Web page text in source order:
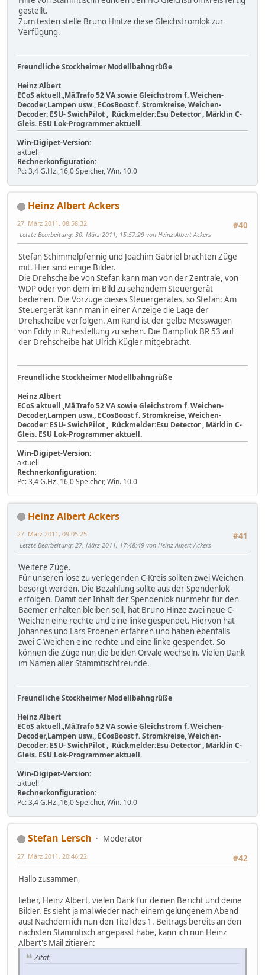
gestellt.
Zum testen stelle Bruno Hintze diese Gleichstromlok zur
Verfügung.
Freundliche Stockheimer Modellbahngrüße
Heinz Albert
ECoS aktuell.,Mä.Trafo 52 VA sowie Gleichstrom f. Weichen-
Decoder,Lampen usw., ECosBoost f. Stromkreise, Weichen-
Decoder: ESU- SwichPilot , Rückmelder:Esu Detector , Märklin C-
Gleis. ESU Lok-Programmer aktuell.
Win-Digipet-Version:
aktuell
Rechnerkonfiguration:
Pc: 3,4 G.Hz.,16,0 Speicher, Win. 10.0
Heinz Albert Ackers
#40
27. März 2011, 08:58:32
Letzte Bearbeitung: 30. März 2011, 15:57:29 von Heinz Albert Ackers
Stefan Schimmelpfennig und Joachim Gabriel brachten Züge
mit. Hier sind einige Bilder.
Die Drehscheibe von Stefan kann man von der Zentrale, von
WDP oder von dem im Bild zu sehendem Steuergerät
bedienen. Die Vorzüge dieses Steuergerätes, so Stefan: Am
Steuergerät kann man in einer Anzeige die Lage der
Drehscheibe verfolgen. Am Rand ist der gelbe Messwagen
von Eddy in Ruhestellung zu sehen. Die Dampflok BR 53 auf
der Drehscheibe hat Ulrich Kügler mitgebracht.
Freundliche Stockheimer Modellbahngrüße
Heinz Albert
ECoS aktuell.,Mä.Trafo 52 VA sowie Gleichstrom f. Weichen-
Decoder,Lampen usw., ECosBoost f. Stromkreise, Weichen-
Decoder: ESU- SwichPilot , Rückmelder:Esu Detector , Märklin C-
Gleis. ESU Lok-Programmer aktuell.
Win-Digipet-Version:
aktuell
Rechnerkonfiguration:
Pc: 3,4 G.Hz.,16,0 Speicher, Win. 10.0
Heinz Albert Ackers
#41
27. März 2011, 09:05:25
Letzte Bearbeitung: 27. März 2011, 17:48:49 von Heinz Albert Ackers
Weitere Züge.
Für unseren lose zu verlegenden C-Kreis sollten zwei Weichen
besorgt werden. Die Bezahlung sollte aus der Spendenlok
erfolgen. Damit der Inhalt der Spendenlok nunmehr für den
Baemer erhalten bleiben soll, hat Bruno Hinze zwei neue C-
Weichen eine rechte und eine linke gespendet. Hiervon hat
Johannes und Lars Proenen erfahren und haben ebenfalls
zwei C-Weichen eine rechte und eine linke gespendet. So
können die Züge nun die beiden Orvale wechseln. Vielen Dank
im Namen aller Stammtischfreunde.
Freundliche Stockheimer Modellbahngrüße
Heinz Albert
ECoS aktuell.,Mä.Trafo 52 VA sowie Gleichstrom f. Weichen-
Decoder,Lampen usw., ECosBoost f. Stromkreise, Weichen-
Decoder: ESU- SwichPilot , Rückmelder:Esu Detector , Märklin C-
Gleis. ESU Lok-Programmer aktuell.
Win-Digipet-Version:
aktuell
Rechnerkonfiguration:
Pc: 3,4 G.Hz.,16,0 Speicher, Win. 10.0
Stefan Lersch
Moderator
#42
27. März 2011, 20:46:22
Hallo zusammen,
lieber, Heinz Albert, vielen Dank für deinen Bericht und deine
Bilder. Es sieht ja mal wieder nach einem gelungenem Abend
aus! Nachdem ich nun den Titel des 1. Beitrags bereits an den
nächsten Stammtisch angepasst habe, kann ich nun Heinz
Albert's Mail zitieren:
Zitat